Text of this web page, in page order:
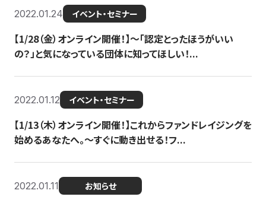
2022.01.24 イベント・セミナー
【1/28（金）オンライン開催！】〜「認定とったほうがいい
の？」と気になっている団体に知ってほしい！...
2022.01.12 イベント・セミナー
【1/13（木）オンライン開催！】これからファンドレイジングを
始めるあなたへ。〜すぐに動き出せる！フ...
2022.01.11 お知らせ